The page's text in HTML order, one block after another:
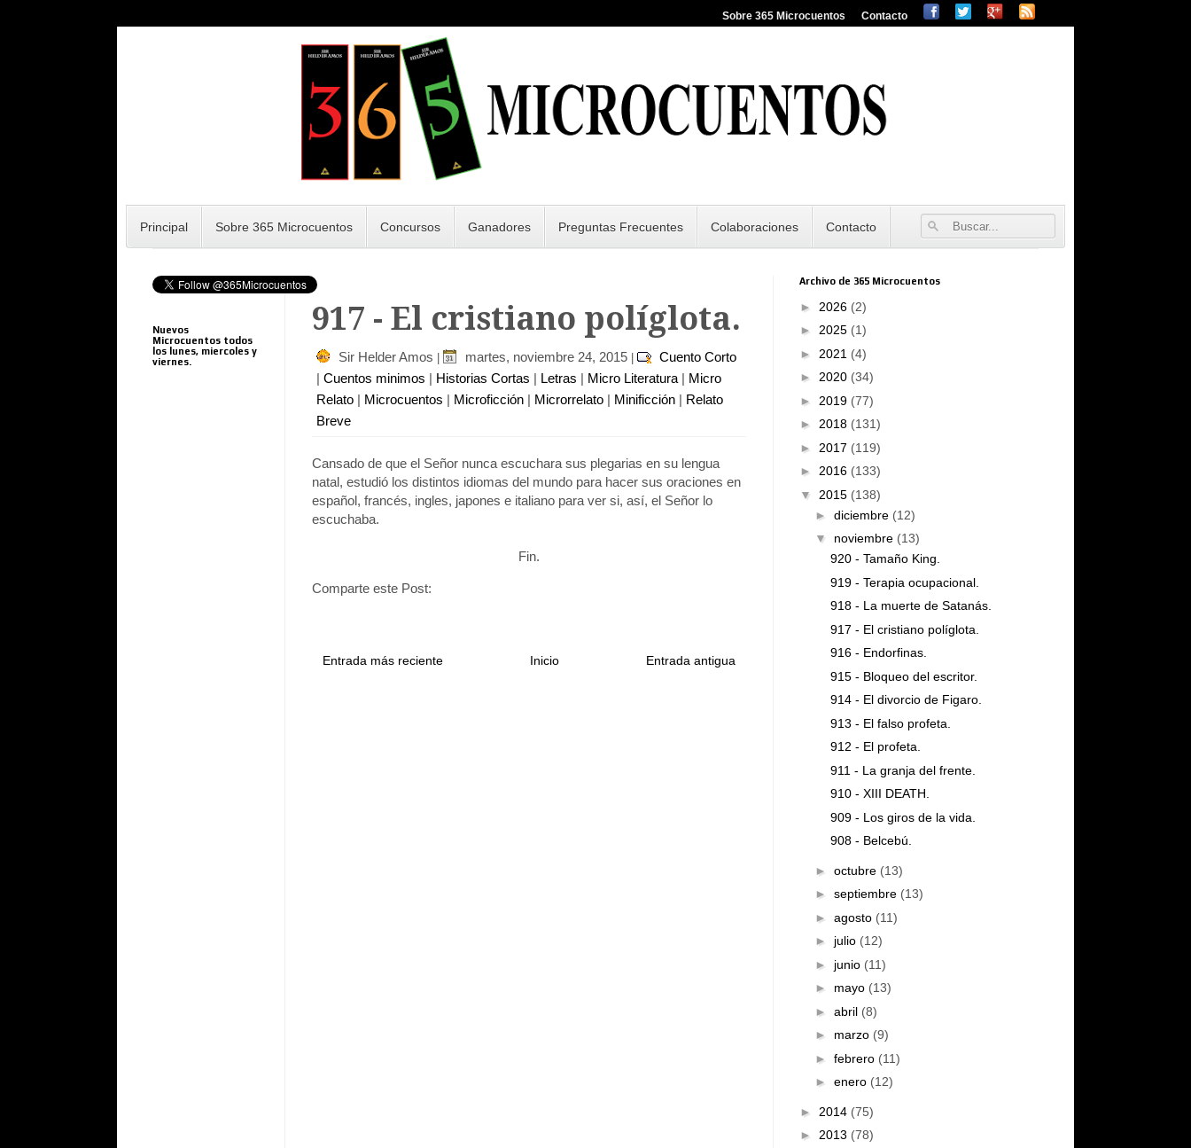
Sobre 365 Microcuentos Contacto
Principal Sobre 365 Microcuentos Concursos Ganadores Preguntas Frecuentes Colaboraciones Contacto
917 - El cristiano políglota.
Sir Helder Amos martes, noviembre 24, 2015
Cuento Corto
| Cuentos minimos | Historias Cortas | Letras | Micro Literatura | Micro
Relato | Microcuentos | Microficción | Microrrelato | Minificción | Relato
Breve
Cansado de que el Señor nunca escuchara sus plegarias en su lengua
natal, estudió los distintos idiomas del mundo para hacer sus oraciones en
español, francés, ingles, japones e italiano para ver si, así, el Señor lo
escuchaba.
Fin.
Comparte este Post:
Entrada más reciente Entrada antigua
Inicio
Nuevos
Microcuentos todos
los lunes, miercoles y
viernes.
Archivo de 365 Microcuentos
► 2026 (2)
► 2025 (1)
► 2021 (4)
► 2020 (34)
► 2019 (77)
► 2018 (131)
► 2017 (119)
► 2016 (133)
▼ 2015 (138)
► diciembre (12)
▼ noviembre (13)
920 - Tamaño King.
919 - Terapia ocupacional.
918 - La muerte de Satanás.
917 - El cristiano políglota.
916 - Endorfinas.
915 - Bloqueo del escritor.
914 - El divorcio de Figaro.
913 - El falso profeta.
912 - El profeta.
911 - La granja del frente.
910 - XIII DEATH.
909 - Los giros de la vida.
908 - Belcebú.
► octubre (13)
► septiembre (13)
► agosto (11)
► julio (12)
► junio (11)
► mayo (13)
► abril (8)
► marzo (9)
► febrero (11)
► enero (12)
► 2014 (75)
► 2013 (78)